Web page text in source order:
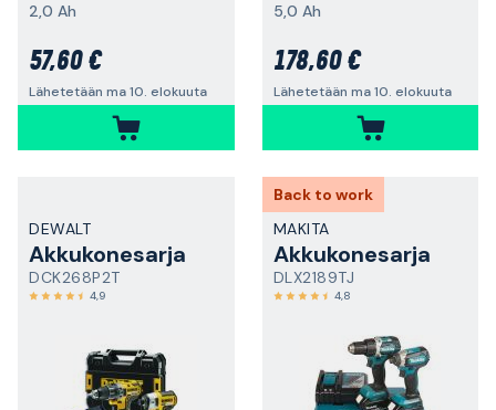
2,0 Ah
57,60 €
Lähetetään ma 10. elokuuta
5,0 Ah
178,60 €
Lähetetään ma 10. elokuuta
DEWALT
Akkukonesarja
DCK268P2T
4,9
Back to work
MAKITA
Akkukonesarja
DLX2189TJ
4,8